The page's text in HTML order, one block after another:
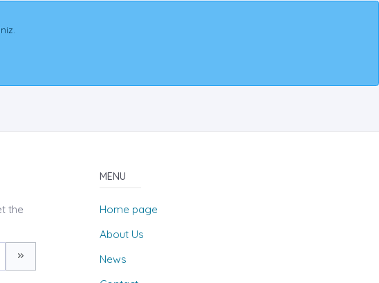
the
MENU
Home page
About Us
News